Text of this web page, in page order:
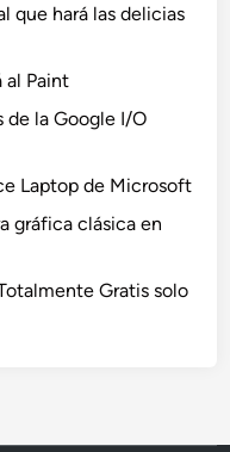
que hará las delicias
Paint
de la Google I/O
Laptop de Microsoft
gráfica clásica en
Gratis solo